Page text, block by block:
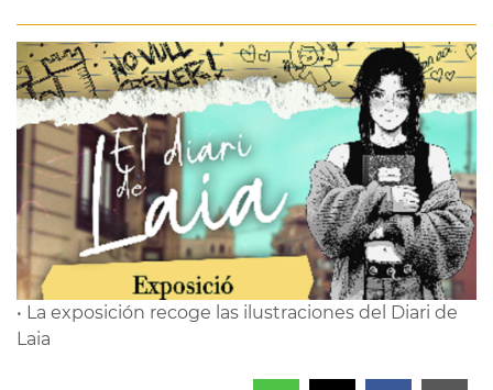
• La exposición recoge las ilustraciones del Diari de
Laia